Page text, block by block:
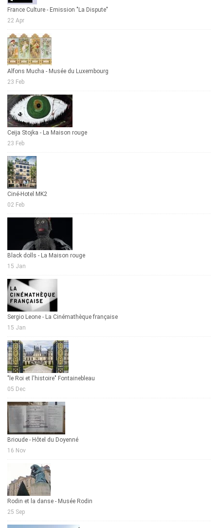
France Culture - Emission "La Dispute"
22 Apr
Alfons Mucha - Musée du Luxembourg
23 Feb
Ceija Stojka - La Maison rouge
23 Feb
Ciné-Hotel MK2
02 Feb
Black dolls - La Maison rouge
15 Jan
Sergio Leone - La Cinémathèque française
15 Jan
"le Roi et l'histoire" Fontainebleau
05 Dec
Brioude - Hôtel du Doyenné
16 Nov
Rodin et la danse - Musée Rodin
25 Sep